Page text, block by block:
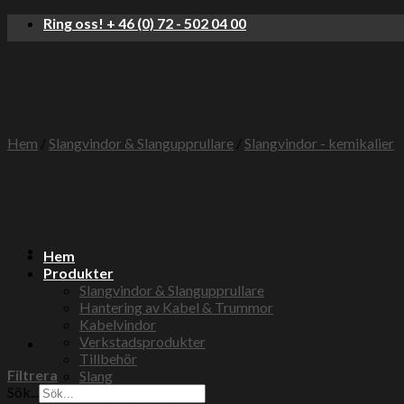
Skip
to
Ring oss! + 46 (0) 72 - 502 04 00
Hem
Produkter
Slangvindor & Slangupprullare
Hantering av Kabel & Trummor
Kabelvindor
Verkstadsprodukter
Tillbehör
Slang
Hem / Slangvindor & Slangupprullare / Slangvindor - kemikalier
Filtrera
Sök...